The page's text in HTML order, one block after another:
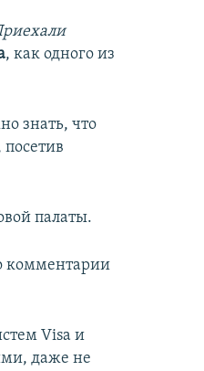
, как одного из
знать, что
палаты.
комментарии
Visa и
даже не